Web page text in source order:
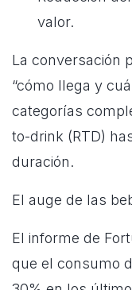
valor.
La conversación
“cómo llega y
categorías
to-drink (RTD)
duración.
El auge de las
El informe de
que el consumo